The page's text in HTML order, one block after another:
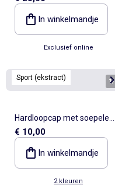
In winkelmandje
Exclusief online
Sport (ekstract) 1/
Hardloopcap met soepele
klep - (ekstract)
€ 10,00
In winkelmandje
2 kleuren